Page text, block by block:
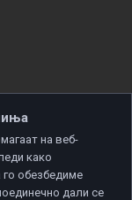
на веб-
како
обезбедиме
дали се